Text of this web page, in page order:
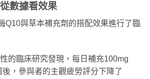
數據看效果
Q10與草本補充劑的搭配效果進行了臨
的臨床研究發現，每日補充100mg
，參與者的主觀疲勞評分下降了